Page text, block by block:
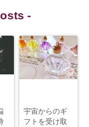
-
宇宙からのギ
フトを受け取